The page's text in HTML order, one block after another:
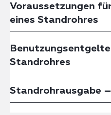
Voraussetzungen
eines Standrohres
Benutzungsentgelte
Standrohres
Standrohrausgabe